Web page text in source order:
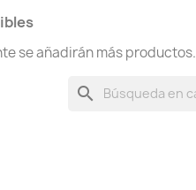
se añadirán más productos.
search